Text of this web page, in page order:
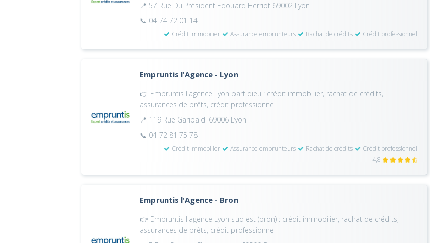
📍 57 Rue Du Président Edouard Herriot 69002 Lyon
📞 04 74 72 01 14
Crédit immobilier Assurance emprunteurs Rachat de crédits Crédit professionnel
Empruntis l'Agence - Lyon
👉 Empruntis l'agence Lyon part dieu : crédit immobilier, rachat de crédits,
assurances de prêts, crédit professionnel
📍 119 Rue Garibaldi 69006 Lyon
📞 04 72 81 75 78
Crédit immobilier Assurance emprunteurs Rachat de crédits
Crédit professionnel
4,8
Empruntis l'Agence - Bron
👉 Empruntis l'agence Lyon sud est (bron) : crédit immobilier, rachat de crédits,
assurances de prêts, crédit professionnel